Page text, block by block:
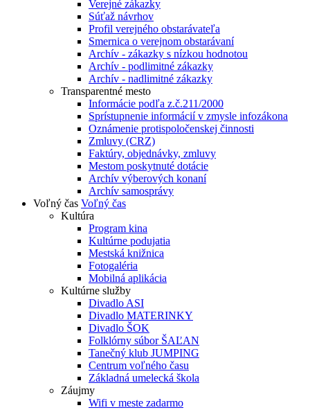
Verejné zákazky
Súťaž návrhov
Profil verejného obstarávateľa
Smernica o verejnom obstarávaní
Archív - zákazky s nízkou hodnotou
Archív - podlimitné zákazky
Archív - nadlimitné zákazky
Transparentné mesto
Informácie podľa z.č.211/2000
Sprístupnenie informácií v zmysle infozákona
Oznámenie protispoločenskej činnosti
Zmluvy (CRZ)
Faktúry, objednávky, zmluvy
Mestom poskytnuté dotácie
Archív výberových konaní
Archív samosprávy
Voľný čas Voľný čas
Kultúra
Program kina
Kultúrne podujatia
Mestská knižnica
Fotogaléria
Mobilná aplikácia
Kultúrne služby
Divadlo ASI
Divadlo MATERINKY
Divadlo ŠOK
Folklórny súbor ŠAĽAN
Tanečný klub JUMPING
Centrum voľného času
Základná umelecká škola
Záujmy
Wifi v meste zadarmo